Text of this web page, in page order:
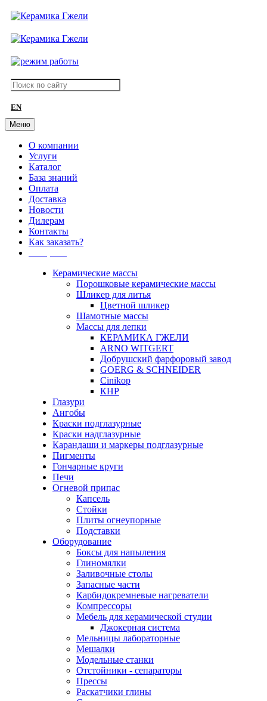
EN
Меню
О компании
Услуги
Каталог
База знаний
Оплата
Доставка
Новости
Дилерам
Контакты
Как заказать?
Керамические массы
Порошковые керамические массы
Шликер для литья
Цветной шликер
Шамотные массы
Массы для лепки
КЕРАМИКА ГЖЕЛИ
ARNO WITGERT
Добрушский фарфоровый завод
GOERG & SCHNEIDER
Cinikop
КНР
Глазури
Ангобы
Краски подглазурные
Краски надглазурные
Карандаши и маркеры подглазурные
Пигменты
Гончарные круги
Печи
Огневой припас
Капсель
Стойки
Плиты огнеупорные
Подставки
Оборудование
Боксы для напыления
Глиномялки
Заливочные столы
Запасные части
Карбидокремневые нагреватели
Компрессоры
Мебель для керамической студии
Джокерная система
Мельницы лабораторные
Мешалки
Модельные станки
Отстойники - сепараторы
Прессы
Раскатчики глины